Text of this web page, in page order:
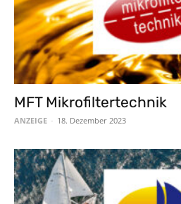
MFT Mikrofiltertechnik
ANZEIGE - 18. Dezember 2023